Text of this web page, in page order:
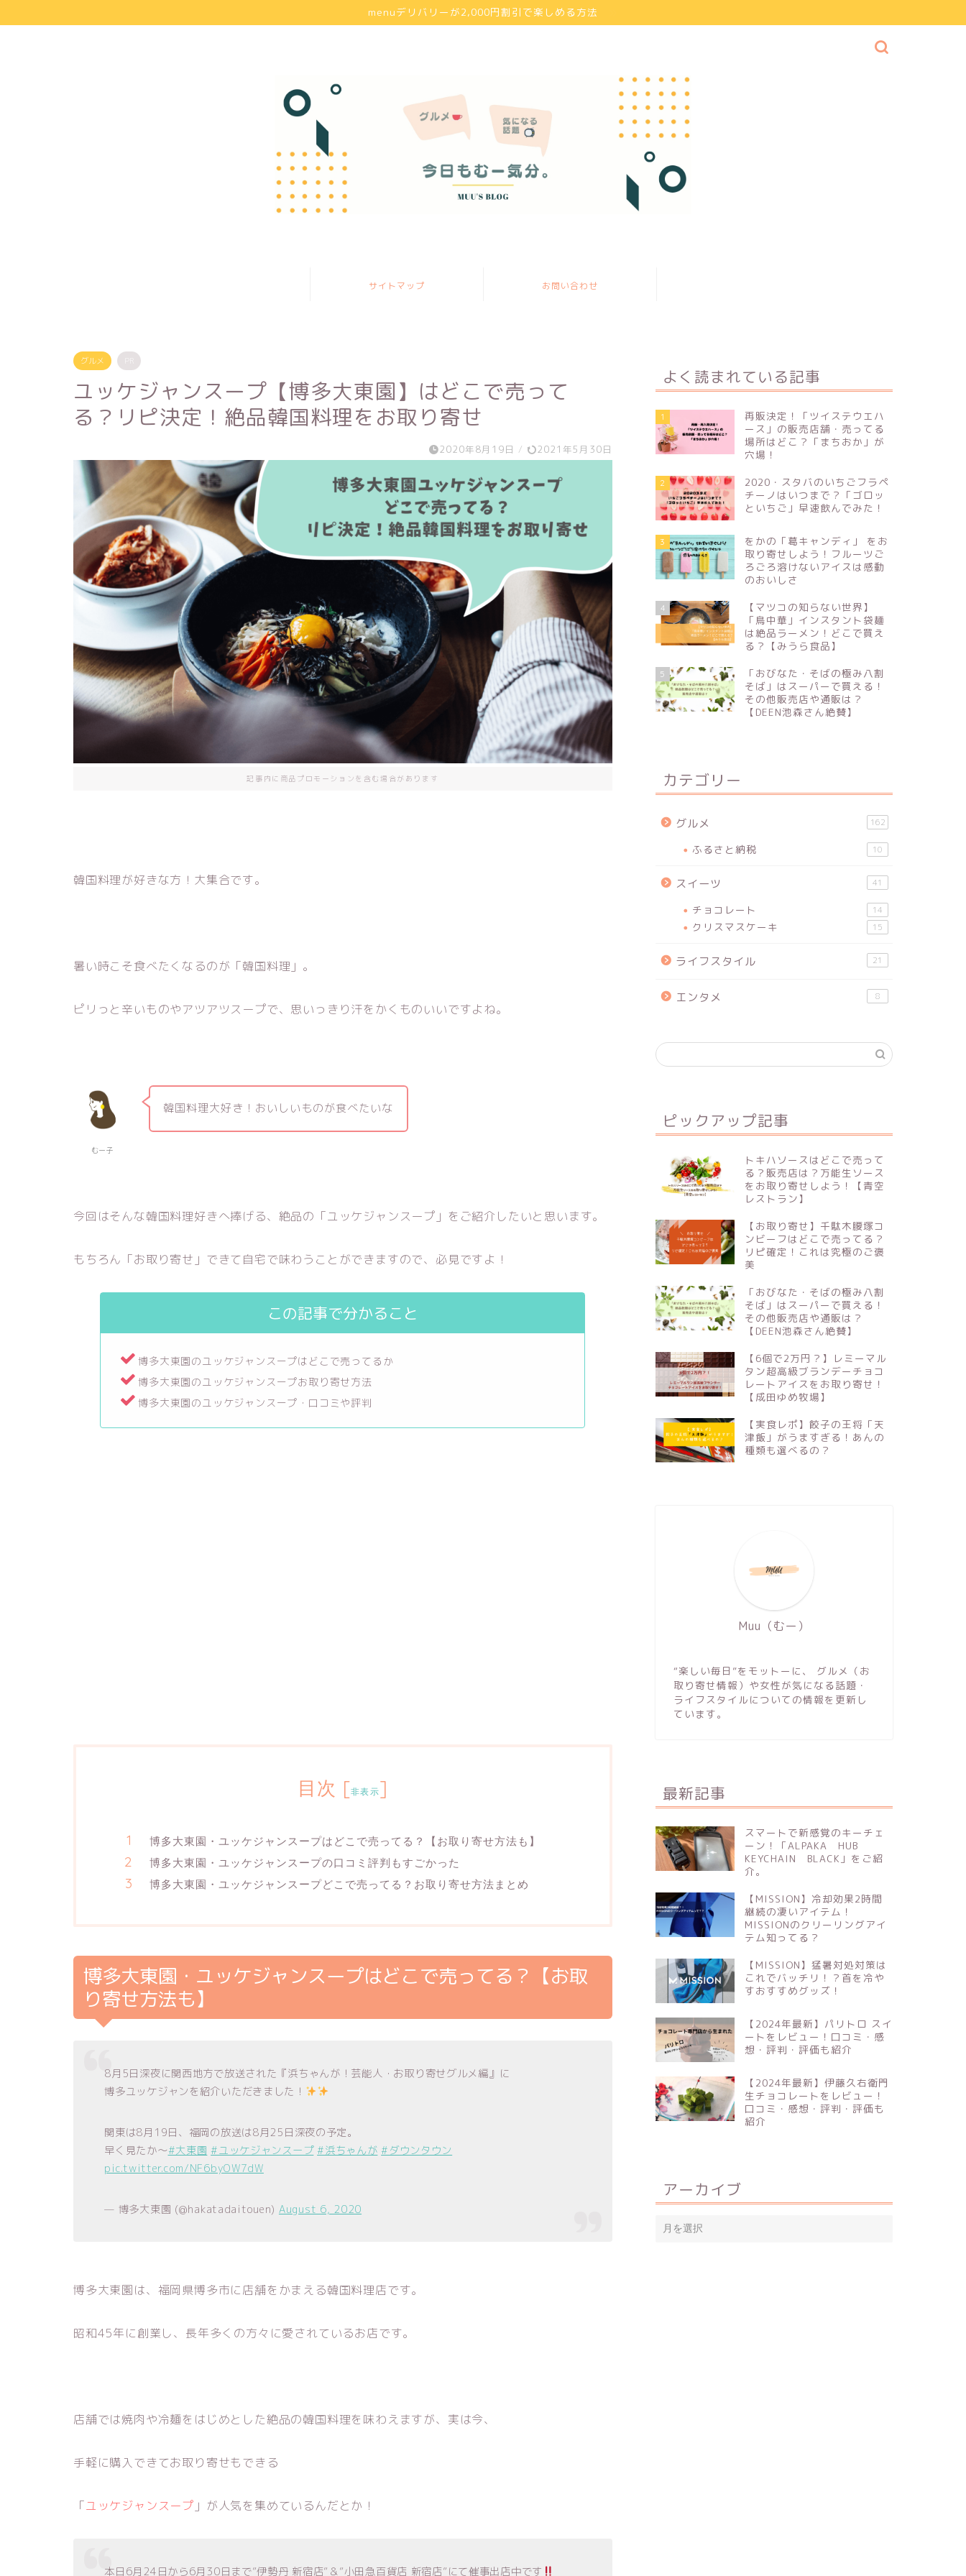
menuデリバリーが2,000円割引で楽しめる方法
サイトマップ お問い合わせ
グルメ
ユッケジャンスープ【博多大東園】はどこで売って
る？リピ決定！絶品韓国料理をお取り寄せ
2020年8月19日 / 2021年5月30日
記事内に商品プロモーションを含む場合があります
韓国料理が好きな方！大集合です。
暑い時こそ食べたくなるのが「韓国料理」。
ピリっと辛いものやアツアツスープで、思いっきり汗をかくものいいですよね。
むー子
韓国料理大好き！おいしいものが食べたいな
今回はそんな韓国料理好きへ捧げる、絶品の「ユッケジャンスープ」をご紹介したいと思います。
もちろん「お取り寄せ」できて自宅で味わうことができますので、必見ですよ！
この記事で分かること
博多大東園のユッケジャンスープはどこで売ってるか
博多大東園のユッケジャンスープお取り寄せ方法
博多大東園のユッケジャンスープ・口コミや評判
目次 [非表示]
博多大東園・ユッケジャンスープはどこで売ってる？【お取り寄せ方法も】
博多大東園・ユッケジャンスープの口コミ評判もすごかった
博多大東園・ユッケジャンスープどこで売ってる？お取り寄せ方法まとめ
博多大東園・ユッケジャンスープはどこで売ってる？【お取
り寄せ方法も】
8月5日深夜に関西地方で放送された『浜ちゃんが！芸能人・お取り寄せグルメ編』に
博多ユッケジャンを紹介いただきました！
関東は8月19日、福岡の放送は8月25日深夜の予定。
早く見たか～#大東園 #ユッケジャンスープ #浜ちゃんが #ダウンタウン
pic.twitter.com/NF6byOW7dW
— 博多大東園 (@hakatadaitouen) August 6, 2020
博多大東園は、福岡県博多市に店舗をかまえる韓国料理店です。
昭和45年に創業し、長年多くの方々に愛されているお店です。
店舗では焼肉や冷麺をはじめとした絶品の韓国料理を味わえますが、実は今、
手軽に購入できてお取り寄せもできる
「ユッケジャンスープ 」が人気を集めているんだとか！
本日6月24日から6月30日まで”伊勢丹 新宿店”＆”小田急百貨店 新宿店”にて催事出店中です
よく読まれている記事
1
再販決定！「ツイステウエハ
ース」の販売店舗・売ってる
場所はどこ？「まちおか」が
穴場！
2
2020・スタバのいちごフラペ
チーノはいつまで？「ゴロッ
といちご」早速飲んでみた！
3
をかの「葛キャンディ」 をお
取り寄せしよう！フルーツご
ろごろ溶けないアイスは感動
のおいしさ
4
【マツコの知らない世界】
「鳥中華」インスタント袋麺
は絶品ラーメン！どこで買え
る？【みうら食品】
5
「おびなた・そばの極み八割
そば」はスーパーで買える！
その他販売店や通販は？
【DEEN池森さん絶賛】
カテゴリー
グルメ 162
ふるさと納税 10
スイーツ 41
チョコレート 14
クリスマスケーキ 15
ライフスタイル 21
エンタメ 8
ピックアップ記事
トキハソースはどこで売って
る？販売店は？万能生ソース
をお取り寄せしよう！【青空
レストラン】
【お取り寄せ】千駄木腰塚コ
ンビーフはどこで売ってる？
リピ確定！これは究極のご褒
美
「おびなた・そばの極み八割
そば」はスーパーで買える！
その他販売店や通販は？
【DEEN池森さん絶賛】
【6個で2万円？】レミーマル
タン超高級ブランデーチョコ
レートアイスをお取り寄せ！
【成田ゆめ牧場】
【実食レポ】餃子の王将「天
津飯」がうますぎる！あんの
種類も選べるの？
Muu（むー）
“楽しい毎日”をモットーに、 グルメ（お
取り寄せ情報）や女性が気になる話題・
ライフスタイルについての情報を更新し
ています。
最新記事
スマートで新感覚のキーチェ
ーン！「ALPAKA HUB
KEYCHAIN BLACK」をご紹
介。
【MISSION】冷却効果2時間
継続の凄いアイテム！
MISSIONのクリーリングアイ
テム知ってる？
【MISSION】猛暑対処対策は
これでバッチリ！？首を冷や
すおすすめグッズ！
【2024年最新】パリトロ スイ
ートをレビュー！口コミ・感
想・評判・評価も紹介
【2024年最新】伊藤久右衛門
生チョコレートをレビュー！
口コミ・感想・評判・評価も
紹介
アーカイブ